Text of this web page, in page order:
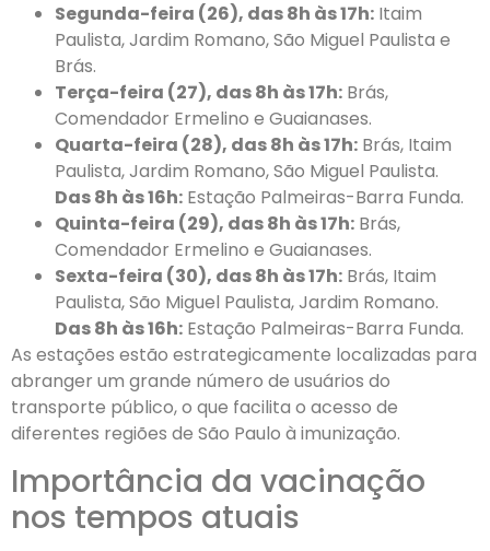
Segunda-feira (26), das 8h às 17h: Itaim
Paulista, Jardim Romano, São Miguel Paulista e
Brás.
Terça-feira (27), das 8h às 17h: Brás,
Comendador Ermelino e Guaianases.
Quarta-feira (28), das 8h às 17h: Brás, Itaim
Paulista, Jardim Romano, São Miguel Paulista.
Das 8h às 16h: Estação Palmeiras-Barra Funda.
Quinta-feira (29), das 8h às 17h: Brás,
Comendador Ermelino e Guaianases.
Sexta-feira (30), das 8h às 17h: Brás, Itaim
Paulista, São Miguel Paulista, Jardim Romano.
Das 8h às 16h: Estação Palmeiras-Barra Funda.
As estações estão estrategicamente localizadas para
abranger um grande número de usuários do
transporte público, o que facilita o acesso de
diferentes regiões de São Paulo à imunização.
Importância da vacinação
nos tempos atuais